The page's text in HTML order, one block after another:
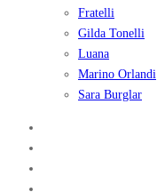
Fratelli
Gilda Tonelli
Luana
Marino Orlandi
Sara Burglar